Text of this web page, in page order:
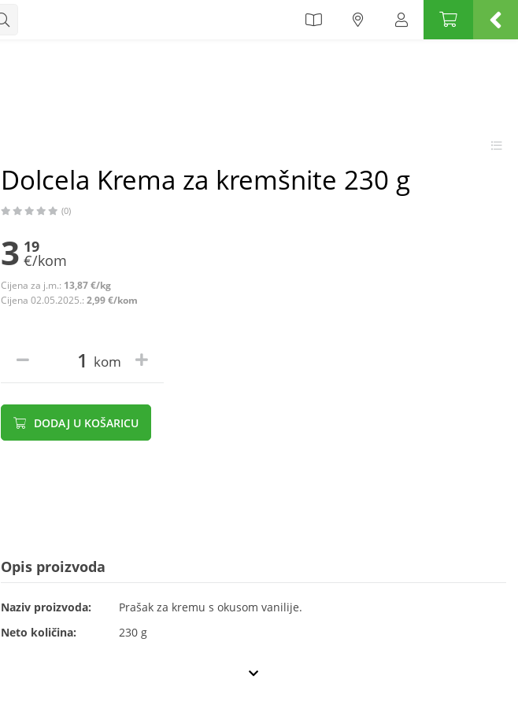
Dolcela Krema za kremšnite 230 g
(0)
3 19
€/kom
Cijena za j.m.: 13,87 €/kg
Cijena 02.05.2025.: 2,99 €/kom
kom
DODAJ U KOŠARICU
Opis proizvoda
Naziv proizvoda:
Prašak za kremu s okusom vanilije.
Neto količina:
230 g